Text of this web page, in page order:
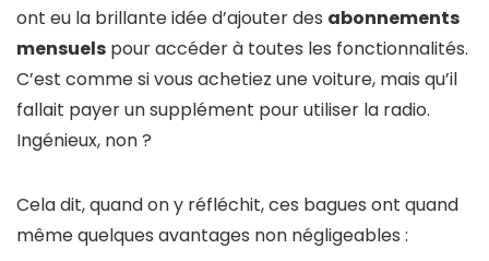
ont eu la brillante idée d’ajouter des abonnements
mensuels pour accéder à toutes les fonctionnalités.
C’est comme si vous achetiez une voiture, mais qu’il
fallait payer un supplément pour utiliser la radio.
Ingénieux, non ?
Cela dit, quand on y réfléchit, ces bagues ont quand
même quelques avantages non négligeables :